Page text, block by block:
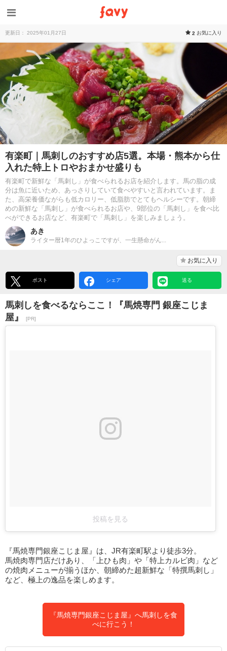
更新日： 2025年01月27日 2 お気に入り
有楽町｜馬刺しのおすすめ店5選。本場・熊本から仕
入れた特上トロやおまかせ盛りも
有楽町で新鮮な「馬刺し」が食べられるお店を紹介します。馬の脂の成
分は魚に近いため、あっさりしていて食べやすいと言われています。ま
た、高栄養価ながらも低カロリー、低脂肪でとてもヘルシーです。朝締
めの新鮮な「馬刺し」が食べられるお店や、9部位の「馬刺し」を食べ比
べができるお店など、有楽町で「馬刺し」を楽しみましょう。
あき
ライター暦1年のひよっこですが、一生懸命がん...
お気に入り
ポスト シェア 送る
馬刺しを食べるならここ！『馬焼専門 銀座こじま
屋』
[PR]
投稿を見る
『馬焼専門銀座こじま屋』は、JR有楽町駅より徒歩3分。
馬焼肉専門店だけあり、「上ひも肉」や「特上カルビ肉」など
の焼肉メニューが揃うほか、朝締めた超新鮮な「特撰馬刺し」
など、極上の逸品を楽しめます。
『馬焼専門銀座こじま屋』へ馬刺しを食
べに行こう！